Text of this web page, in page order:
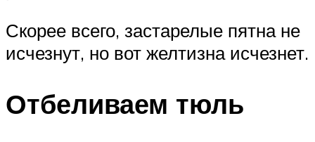
Скорее всего, застарелые пятна не
исчезнут, но вот желтизна исчезнет.
Отбеливаем тюль